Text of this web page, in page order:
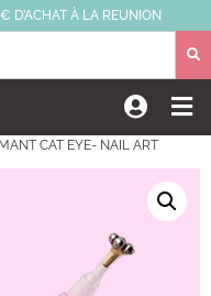
D’ACHAT À LA REUNION
CAT EYE- NAIL ART